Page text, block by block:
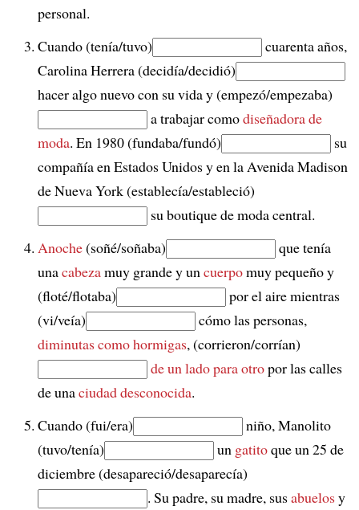
personal.
Cuando (tenía/tuvo)
cuarenta años,
Carolina Herrera (decidía/decidió)
hacer algo nuevo con su vida y (empezó/empezaba)
a trabajar comodiseñadora de
moda. En 1980 (fundaba/fundó)
su
compañía en Estados Unidos y en la Avenida Madison
de Nueva York (establecía/estableció)
su boutique de moda central.
Anoche(soñé/soñaba)
que tenía
unacabezamuy grande y uncuerpomuy pequeño y
(floté/flotaba)
por el aire mientras
(vi/veía)
cómo las personas,
diminutas como hormigas, (corrieron/corrían)
de un lado para otropor las calles
de unaciudad desconocida.
Cuando (fui/era)
niño, Manolito
(tuvo/tenía)
un gatitoque un 25 de
diciembre (desapareció/desaparecía)
. Su padre, su madre, susabuelosy